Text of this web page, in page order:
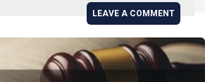
LEAVE A COMMENT